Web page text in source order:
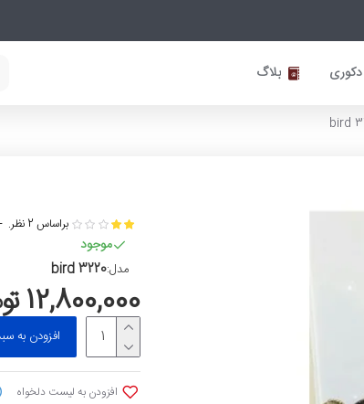
دکوری بلاگ
موجود
مدل:bird 3220
براساس 2 نظر. -
12,800,000 تومان
افزودن به
افزودن به لیست دلخواه